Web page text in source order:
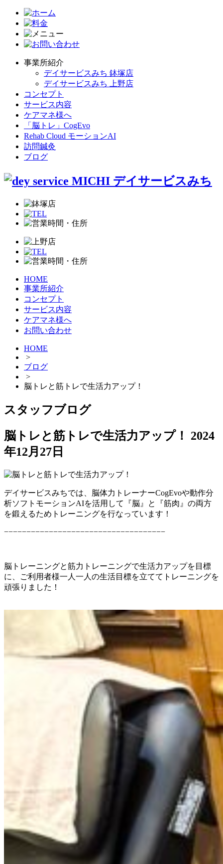
事業所紹介
デイサービスみち 鉢塚店
デイサービスみち 上野店
コンセプト
サービス内容
ケアマネ様へ
「脳トレ」CogEvo
Rehab Cloud モーションAI
訪問鍼灸
ブログ
HOME
事業所紹介
コンセプト
サービス内容
ケアマネ様へ
お問い合わせ
HOME
>
ブログ
>
脳トレと筋トレで生活力アップ！
スタッフブログ
脳トレと筋トレで生活力アップ！
2024
年12月27日
デイサービスみちでは、脳体力トレーナーCogEvoや動作分
析ソフトモーションAIを活用して『脳』と『筋肉』の両方
を鍛えるためトレーニングを行なっています！
−−−−−−−−−−−−−−−−−−−−−−−−−−−−−−−−−−−−
脳トレーニングと筋力トレーニングで生活力アップを目標
に、ご利用者様一人一人の生活目標を立ててトレーニングを
頑張りました！